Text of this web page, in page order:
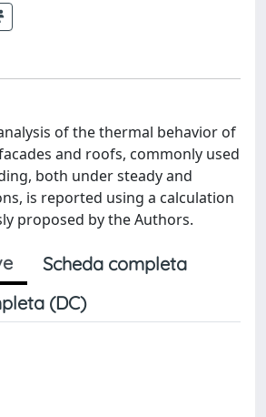
of the thermal behavior of
and roofs, commonly used
both under steady and
is reported using a calculation
proposed by the Authors.
Scheda completa
(DC)